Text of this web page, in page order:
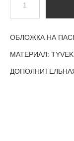
ОБЛОЖКА НА
МАТЕРИАЛ: TYVEK